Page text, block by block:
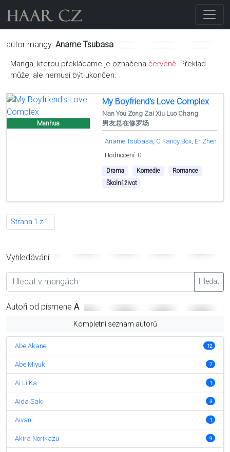
autor mangy: Aname Tsubasa
Manga, kterou překládáme je označena červeně. Překlad
může, ale nemusí být ukončen.
Manhua
My Boyfriend's Love Complex
Nan You Zong Zai Xiu Luo Chang
男友总在修罗场
Aname Tsubasa C Fancy Box Er Zhen
Hodnocení: 0
Drama Komedie
Romance
Školní život
Strana 1 z 1.
Vyhledávání
Hledat
Autoři od písmene A
Kompletní seznam autorů
Abe Akane 12
Abe Miyuki 7
Ai Li Ka 1
Aida Saki 3
Aivan 1
Akira Norikazu 9